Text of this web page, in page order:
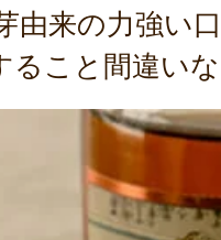
由来の力強い
ること間違い